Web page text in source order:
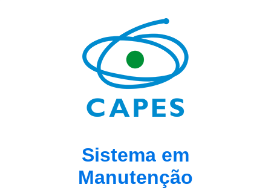
Sistema em
Manutenção